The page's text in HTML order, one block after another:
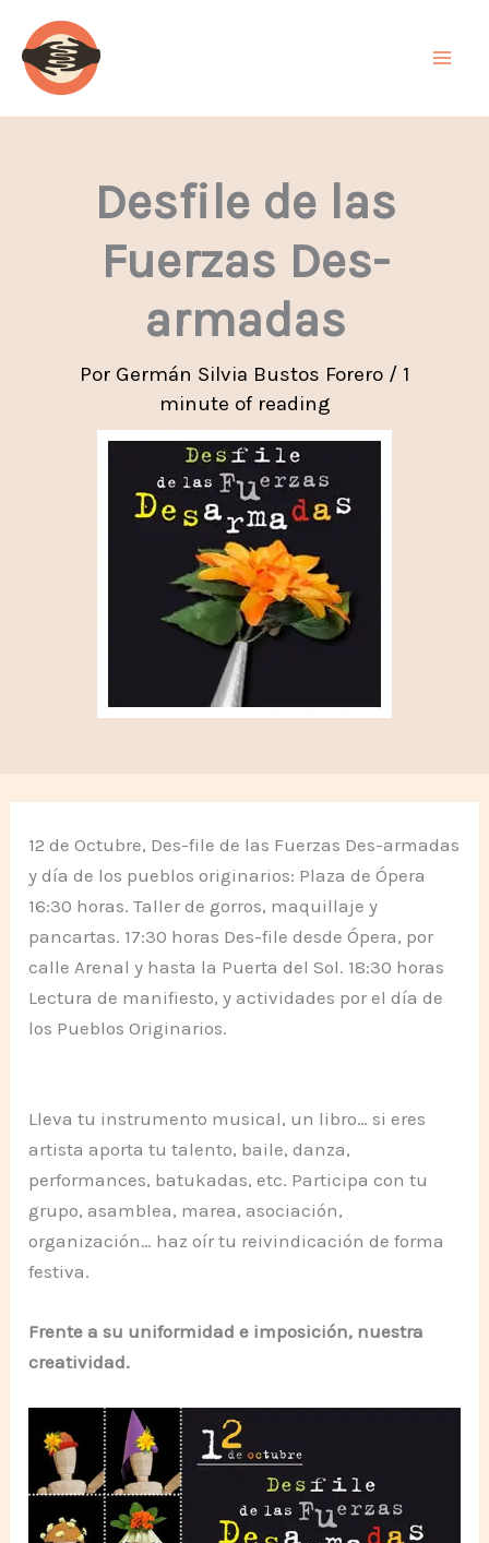
contenido
Desfile de las
Fuerzas Des-
armadas
Por Germán Silvia Bustos Forero / 1
minute of reading
12 de Octubre, Des-file de las Fuerzas Des-armadas
y día de los pueblos originarios: Plaza de Ópera
16:30 horas. Taller de gorros, maquillaje y
pancartas. 17:30 horas Des-file desde Ópera, por
calle Arenal y hasta la Puerta del Sol. 18:30 horas
Lectura de manifiesto, y actividades por el día de
los Pueblos Originarios.
Lleva tu instrumento musical, un libro… si eres
artista aporta tu talento, baile, danza,
performances, batukadas, etc. Participa con tu
grupo, asamblea, marea, asociación,
organización… haz oír tu reivindicación de forma
festiva.
Frente a su uniformidad e imposición, nuestra
creatividad.